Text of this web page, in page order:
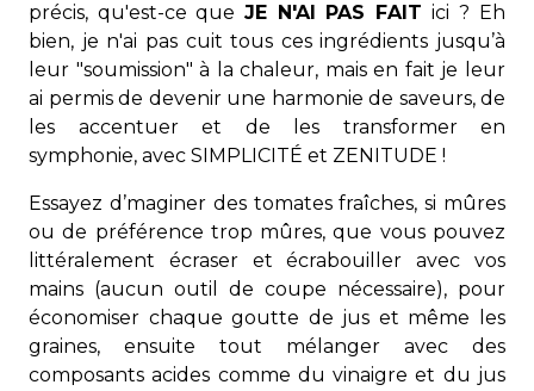
précis, qu'est-ce que JE N'AI PAS FAIT ici ? Eh
bien, je n'ai pas cuit tous ces ingrédients jusqu’à
leur "soumission" à la chaleur, mais en fait je leur
ai permis de devenir une harmonie de saveurs, de
les accentuer et de les transformer en
symphonie, avec SIMPLICITÉ et ZENITUDE !
Essayez d’maginer des tomates fraîches, si mûres
ou de préférence trop mûres, que vous pouvez
littéralement écraser et écrabouiller avec vos
mains (aucun outil de coupe nécessaire), pour
économiser chaque goutte de jus et même les
graines, ensuite tout mélanger avec des
composants acides comme du vinaigre et du jus